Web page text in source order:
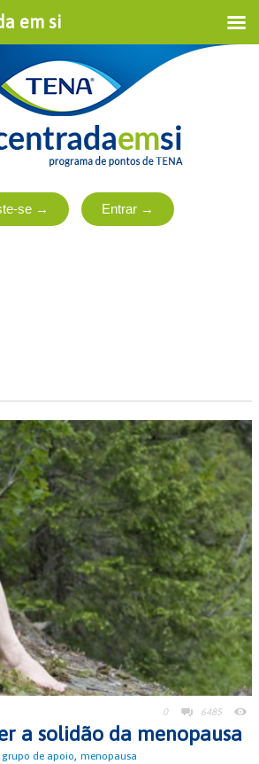
0 6485
a solidão da menopausa
grupo de apoio, menopausa
em si